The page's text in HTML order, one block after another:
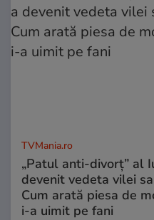
TVMania.ro
„Patul anti-divorț” al
devenit vedeta vilei
Cum arată piesa de
i-a uimit pe fani